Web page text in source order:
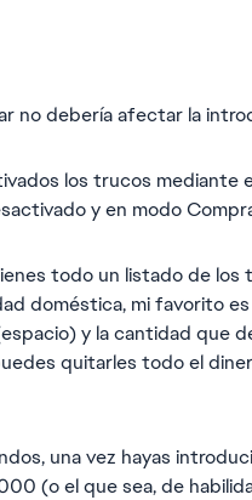
no debería afectar la
los trucos
y en modo
todo un listado de
doméstica, mi favorito
y la cantidad que
quitarles todo el
una vez hayas
(o el que sea, de